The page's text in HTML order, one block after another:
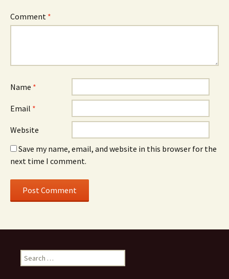
Comment *
Name *
Email *
Website
Save my name, email, and website in this browser for the
next time I comment.
Search
for: